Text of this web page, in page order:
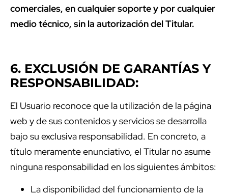
comerciales, en cualquier soporte y por cualquier
medio técnico, sin la autorización del Titular.
6. EXCLUSIÓN DE GARANTÍAS Y
RESPONSABILIDAD:
El Usuario reconoce que la utilización de la página
web y de sus contenidos y servicios se desarrolla
bajo su exclusiva responsabilidad. En concreto, a
título meramente enunciativo, el Titular no asume
ninguna responsabilidad en los siguientes ámbitos:
La disponibilidad del funcionamiento de la